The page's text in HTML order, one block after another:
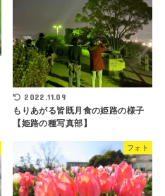
2022.11.09
もりあがる皆既月食の姫路の様子
【姫路の種写真部】
フォト